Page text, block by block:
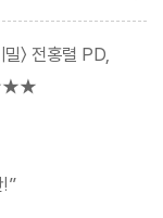
〉 전홍렬 PD,
★★★
!”